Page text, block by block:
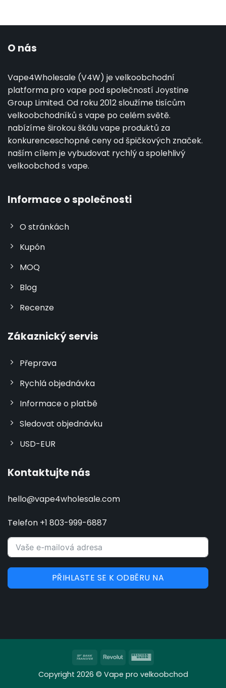
O nás
Vape4Wholesale (V4W) je velkoobchodní
platforma pro vape pod společností Joystine
Group Limited. Od roku 2012 sloužíme tisícům
velkoobchodníků s vape po celém světě.
nabízíme širokou škálu vape produktů za
konkurenceschopné ceny od špičkových značek.
naším cílem je vybudovat rychlý a spolehlivý
velkoobchod s vape.
Informace o společnosti
O stránkách
Kupón
MOQ
Blog
Recenze
Zákaznický servis
Přeprava
Rychlá objednávka
Informace o platbě
Sledovat objednávku
USD-EUR
Kontaktujte nás
hello@vape4wholesale.com
Telefon +1 803-999-6887
PŘIHLASTE SE K ODBĚRU NA
BankovníRevolutWestern
Copyright 2026 © Vape pro velkoobchod